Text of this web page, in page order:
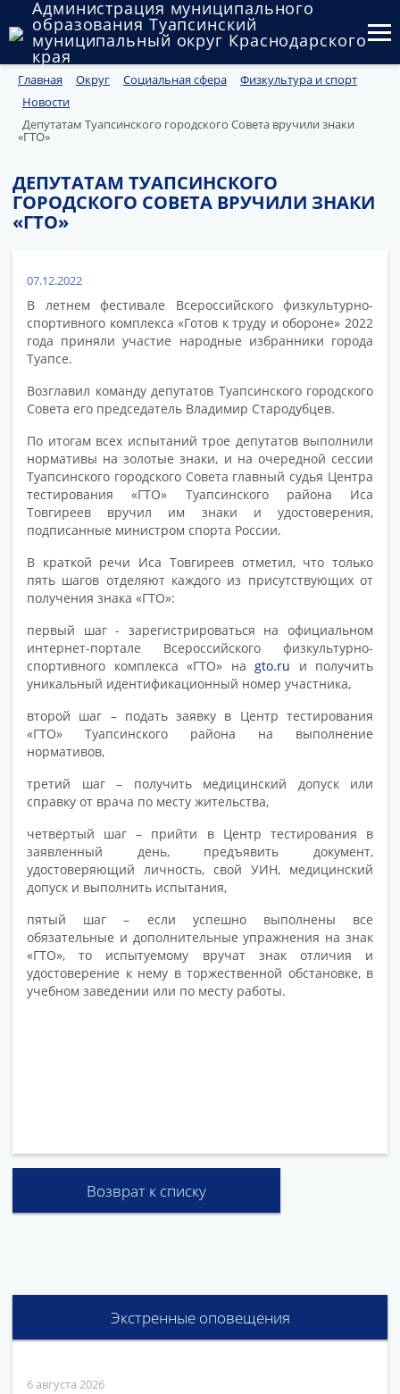
Администрация муниципального
образования Туапсинский
муниципальный округ Краснодарского
края
Округ
Администрация
Государственный и муниципальный контроль
Публичные слушания и общественные обсуждения
Документы
Главная Округ Социальная сфера
Физкультура и спорт
Новости
Депутатам Туапсинского городского Совета вручили знаки
«ГТО»
ДЕПУТАТАМ ТУАПСИНСКОГО
ГОРОДСКОГО СОВЕТА ВРУЧИЛИ ЗНАКИ
«ГТО»
07.12.2022
В летнем фестивале Всероссийского физкультурно-
спортивного комплекса «Готов к труду и обороне» 2022
года приняли участие народные избранники города
Туапсе.
Возглавил команду депутатов Туапсинского городского
Совета его председатель Владимир Стародубцев.
По итогам всех испытаний трое депутатов выполнили
нормативы на золотые знаки, и на очередной сессии
Туапсинского городского Совета главный судья Центра
тестирования «ГТО» Туапсинского района Иса
Товгиреев вручил им знаки и удостоверения,
подписанные министром спорта России.
В краткой речи Иса Товгиреев отметил, что только
пять шагов отделяют каждого из присутствующих от
получения знака «ГТО»:
первый шаг - зарегистрироваться на официальном
интернет-портале Всероссийского физкультурно-
спортивного комплекса «ГТО» на gto.ru и получить
уникальный идентификационный номер участника,
второй шаг – подать заявку в Центр тестирования
«ГТО» Туапсинского района на выполнение
нормативов,
третий шаг – получить медицинский допуск или
справку от врача по месту жительства,
четвёртый шаг – прийти в Центр тестирования в
заявленный день, предъявить документ,
удостоверяющий личность, свой УИН, медицинский
допуск и выполнить испытания,
пятый шаг – если успешно выполнены все
обязательные и дополнительные упражнения на знак
«ГТО», то испытуемому вручат знак отличия и
удостоверение к нему в торжественной обстановке, в
учебном заведении или по месту работы.
Возврат к списку
Экстренные оповещения
6 августа 2026